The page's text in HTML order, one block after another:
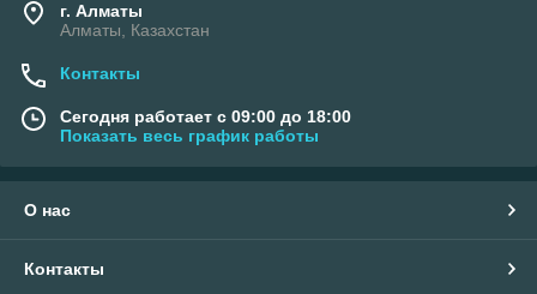
г. Алматы
Алматы, Казахстан
Контакты
Сегодня работает с 09:00 до 18:00
Показать весь график работы
О нас
Контакты